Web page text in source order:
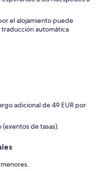
el alojamiento puede
automática
adicional de 49 EUR por
de tasas).